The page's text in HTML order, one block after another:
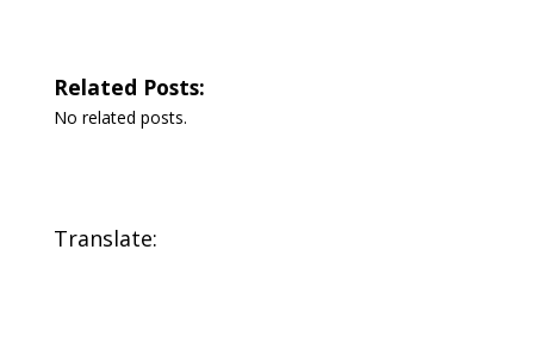
Related Posts:
No related posts.
Translate: